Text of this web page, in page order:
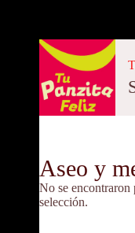
Saltar
contenido
Aseo y
No se encontraron
selección.